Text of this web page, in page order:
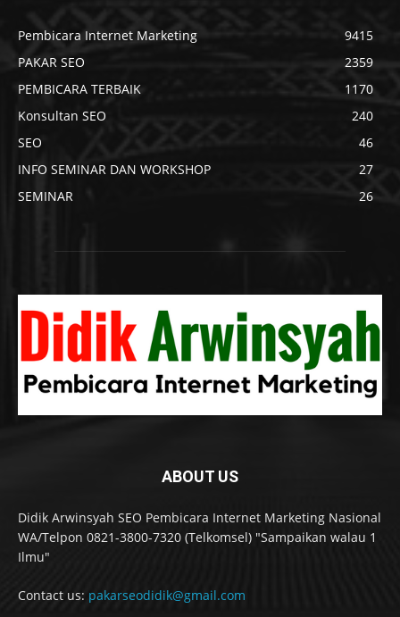
Pembicara Internet Marketing
9415
PAKAR SEO
2359
PEMBICARA TERBAIK
1170
Konsultan SEO
240
SEO
46
INFO SEMINAR DAN WORKSHOP
27
SEMINAR
26
ABOUT US
Didik Arwinsyah SEO Pembicara Internet Marketing Nasional
WA/Telpon 0821-3800-7320 (Telkomsel) "Sampaikan walau 1
Ilmu"
Contact us: pakarseodidik@gmail.com